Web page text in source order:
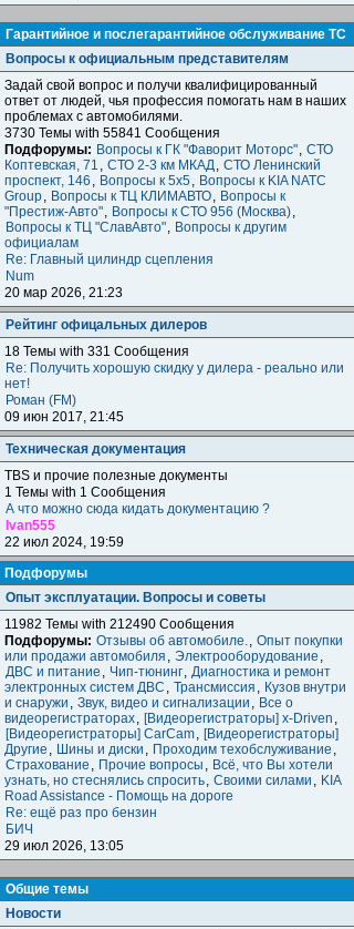
Гарантийное и послегарантийное обслуживание ТС
Вопросы к официальным представителям
Задай свой вопрос и получи квалифицированный
ответ от людей, чья профессия помогать нам в наших
проблемах с автомобилями.
3730 Темы with 55841 Сообщения
Подфорумы: Вопросы к ГК "Фаворит Моторс", СТО
Коптевская, 71 , СТО 2-3 км МКАД, СТО Ленинский
проспект, 146 , Вопросы к 5x5, Вопросы к KIA NATC
Group, Вопросы к ТЦ КЛИМАВТО, Вопросы к
"Престиж-Авто", Вопросы к СТО 956 (Москва),
Вопросы к ТЦ "СлавАвто", Вопросы к другим
официалам
Re: Главный цилиндр сцепления
Num
20 мар 2026, 21:23
Рейтинг офицальных дилеров
18 Темы with 331 Сообщения
Re: Получить хорошую скидку у дилера - реально или
нет!
Роман (FM)
09 июн 2017, 21:45
Техническая документация
TBS и прочие полезные документы
1 Темы with 1 Сообщения
А что можно сюда кидать документацию ?
Ivan555
22 июл 2024, 19:59
Подфорумы
Опыт эксплуатации. Вопросы и советы
11982 Темы with 212490 Сообщения
Подфорумы: Отзывы об автомобиле., Опыт покупки
или продажи автомобиля , Электрооборудование ,
ДВС и питание , Чип-тюнинг, Диагностика и ремонт
электронных систем ДВС , Трансмиссия , Кузов внутри
и снаружи , Звук, видео и сигнализации , Все о
видеорегистраторах, [Видеорегистраторы] x-Driven ,
[Видеорегистраторы] CarCam, [Видеорегистраторы]
Другие , Шины и диски , Проходим техобслуживание ,
Страхование , Прочие вопросы , Всё, что Вы хотели
узнать, но стеснялись спросить, Своими силами , KIA
Road Assistance - Помощь на дороге
Re: ещё раз про бензин
БИЧ
29 июл 2026, 13:05
Общие темы
Новости